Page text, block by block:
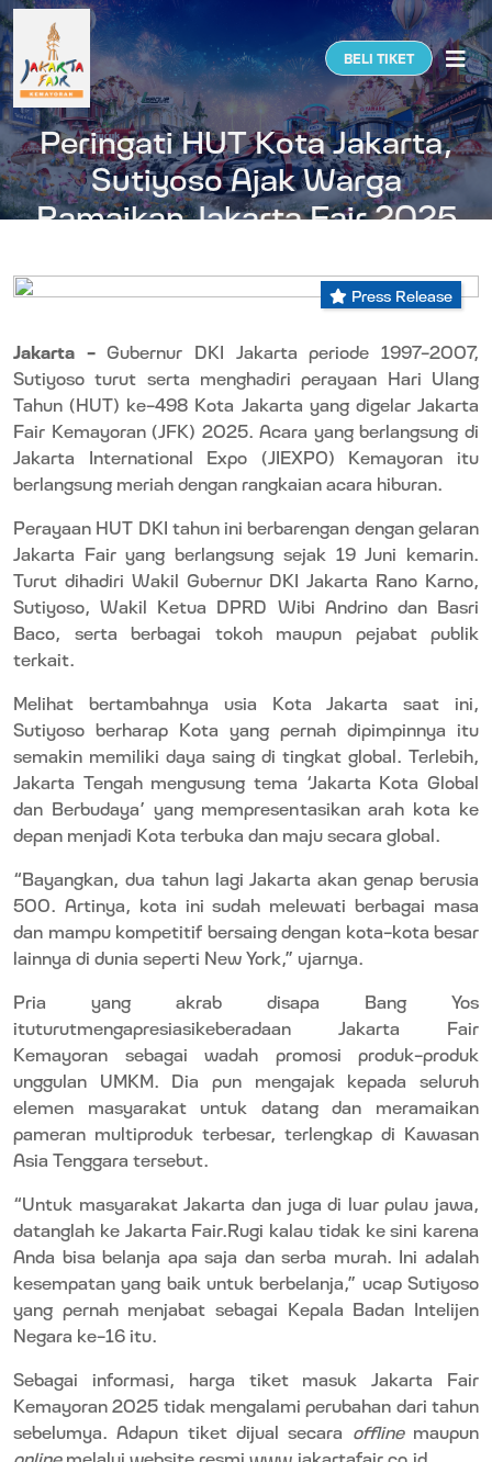
BELI TIKET
Peringati HUT Kota Jakarta,
Sutiyoso Ajak Warga
Ramaikan Jakarta Fair 2025
Press Release
Jakarta –Gubernur DKI Jakarta periode 1997-2007,
Sutiyoso turut serta menghadiri perayaan Hari Ulang
Tahun (HUT) ke-498 Kota Jakarta yang digelar Jakarta
Fair Kemayoran (JFK) 2025. Acara yang berlangsung di
Jakarta International Expo (JIEXPO) Kemayoran itu
berlangsung meriah dengan rangkaian acara hiburan.
Perayaan HUT DKI tahun ini berbarengan dengan gelaran
Jakarta Fair yang berlangsung sejak 19 Juni kemarin.
Turut dihadiri Wakil Gubernur DKI Jakarta Rano Karno,
Sutiyoso, Wakil Ketua DPRD Wibi Andrino dan Basri
Baco, serta berbagai tokoh maupun pejabat publik
terkait.
Melihat bertambahnya usia Kota Jakarta saat ini,
Sutiyoso berharap Kota yang pernah dipimpinnya itu
semakin memiliki daya saing di tingkat global. Terlebih,
Jakarta Tengah mengusung tema ‘Jakarta Kota Global
dan Berbudaya’ yang mempresentasikan arah kota ke
depan menjadi Kota terbuka dan maju secara global.
“Bayangkan, dua tahun lagi Jakarta akan genap berusia
500. Artinya, kota ini sudah melewati berbagai masa
dan mampu kompetitif bersaing dengan kota-kota besar
lainnya di dunia seperti New York,” ujarnya.
Pria yang akrab disapa Bang Yos
ituturutmengapresiasikeberadaan Jakarta Fair
Kemayoran sebagai wadah promosi produk-produk
unggulan UMKM. Dia pun mengajak kepada seluruh
elemen masyarakat untuk datang dan meramaikan
pameran multiproduk terbesar, terlengkap di Kawasan
Asia Tenggara tersebut.
“Untuk masyarakat Jakarta dan juga di luar pulau jawa,
datanglah ke Jakarta Fair.Rugi kalau tidak ke sini karena
Anda bisa belanja apa saja dan serba murah. Ini adalah
kesempatan yang baik untuk berbelanja,” ucap Sutiyoso
yang pernah menjabat sebagai Kepala Badan Intelijen
Negara ke-16 itu.
Sebagai informasi, harga tiket masuk Jakarta Fair
Kemayoran 2025 tidak mengalami perubahan dari tahun
sebelumya. Adapun tiket dijual secara offline maupun
onlinemelalui website resmi www.jakartafair.co.id.